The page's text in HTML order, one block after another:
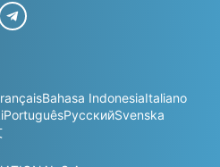
Bahasa IndonesiaItaliano
PortuguêsРусскийSvenska